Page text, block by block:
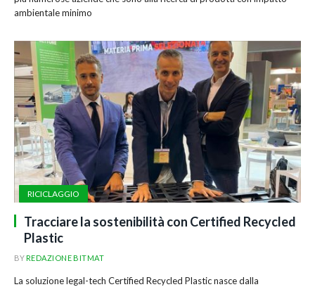
ambientale minimo
RICICLAGGIO
Tracciare la sostenibilità con Certified Recycled
Plastic
BYREDAZIONE BITMAT
La soluzione legal-tech Certified Recycled Plastic nasce dalla